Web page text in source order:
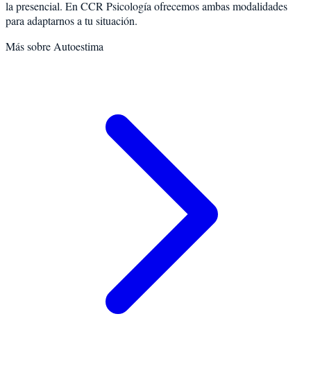
la presencial. En CCR Psicología ofrecemos ambas modalidades
para adaptarnos a tu situación.
Más sobre Autoestima